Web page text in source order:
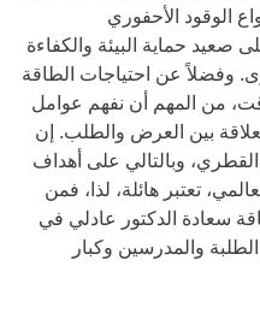
الوقود الأحفوري
صعيد حماية البيئة والكفاءة
وفضلاً عن احتياجات الطاقة
من المهم أن نفهم عوامل
بين العرض والطلب. إن
القطري، وبالتالي على أهداف
تعتبر هائلة، لذا، فمن
سعادة الدكتور عادلي في
والمدرسين وكبار